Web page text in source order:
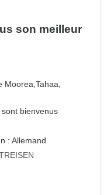
son meilleur
Moorea,Tahaa,
bienvenus
: Allemand